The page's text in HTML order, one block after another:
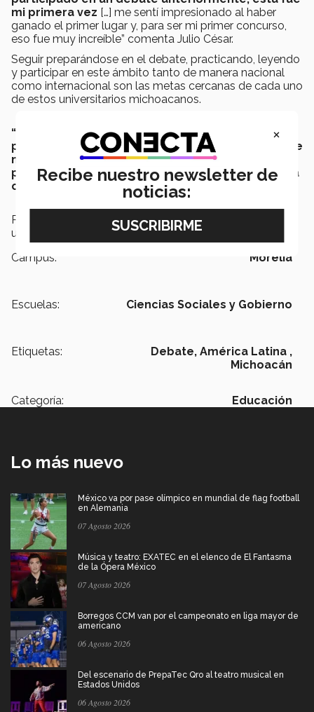
mi primera vez […] me sentí impresionado al haber
ganado el primer lugar y, para ser mi primer concurso,
eso fue muy increíble” comenta Julio César.
Seguir preparándose en el debate, practicando, leyendo
y participar en este ámbito tanto de manera nacional
como internacional son las metas cercanas de cada uno
de estos universitarios michoacanos.
“Nos concentramos mucho en qué es lo que está
pasando aquí en México, pero este tipo de debate
nos hace salir de nuestra esfera, enterarnos qué
pasa allá afuera, qué es lo que nos afecta a mi y a
otras personas del mundo.” Expone Itzel Gaona.
Para conocer más acerca del debate en el ámbito
universitario,
DA CLICK AQUÍ.
Campus:
Morelia
Escuelas: Ciencias Sociales y Gobierno
Etiquetas: Debate, América Latina ,
Michoacán
Categoría: Educación
Lo más nuevo
México va por pase olímpico en mundial de flag football
en Alemania
07 Agosto 2026
Música y teatro: EXATEC en el elenco de El Fantasma
de la Ópera México
07 Agosto 2026
Borregos CCM van por el campeonato en liga mayor de
americano
06 Agosto 2026
Del escenario de PrepaTec Qro al teatro musical en
Estados Unidos
06 Agosto 2026
×
Recibe nuestro newsletter de
noticias: